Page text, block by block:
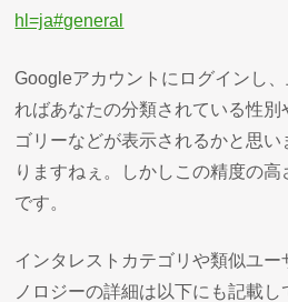
hl=ja#general
Googleアカウントにログインし
ればあなたの分類されている性
ゴリーなどが表示されるかと思
りますねぇ。しかしこの精度の高
です。
インタレストカテゴリや類似ユー
ノロジーの詳細は以下にも記載し